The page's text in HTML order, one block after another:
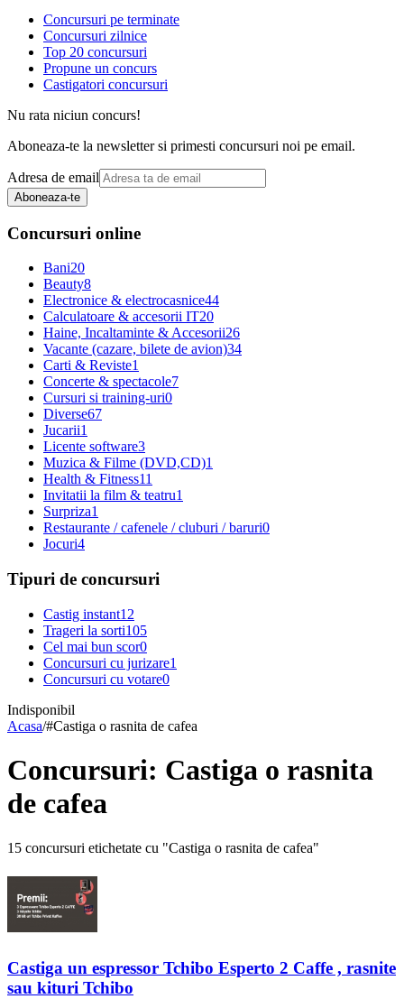
Concursuri pe terminate
Concursuri zilnice
Top 20 concursuri
Propune un concurs
Castigatori concursuri
Nu rata niciun concurs!
Aboneaza-te la newsletter si primesti concursuri noi pe email.
Adresa de email
Aboneaza-te
Concursuri online
Bani20
Beauty8
Electronice & electrocasnice44
Calculatoare & accesorii IT20
Haine, Incaltaminte & Accesorii26
Vacante (cazare, bilete de avion)34
Carti & Reviste1
Concerte & spectacole7
Cursuri si training-uri0
Diverse67
Jucarii1
Licente software3
Muzica & Filme (DVD,CD)1
Health & Fitness11
Invitatii la film & teatru1
Surpriza1
Restaurante / cafenele / cluburi / baruri0
Jocuri4
Tipuri de concursuri
Castig instant12
Trageri la sorti105
Cel mai bun scor0
Concursuri cu jurizare1
Concursuri cu votare0
Indisponibil
Acasa/#Castiga o rasnita de cafea
Concursuri: Castiga o rasnita
de cafea
15 concursuri etichetate cu "Castiga o rasnita de cafea"
Castiga un espressor Tchibo Esperto 2 Caffe , rasnite
sau kituri Tchibo